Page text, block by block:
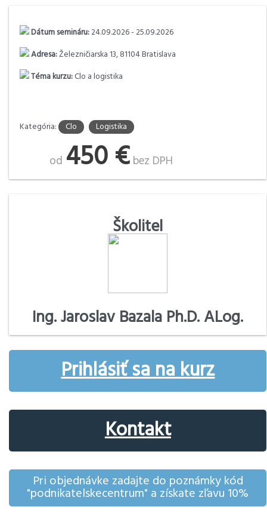
Dátum semináru:24.09.2026 - 25.09.2026
Adresa:Železničiarska 13, 81104 Bratislava
Téma kurzu:Clo a logistika
Kategória: Clo Logistika
od 450 € bez DPH
Školitel
Ing. Jaroslav Bazala Ph.D. ALog.
Prihlásiť sa na kurz
Kontakt
Pri objednávke zadajte do poznámky kód
"podnikatelskecentrum" a získate zľavu 10%